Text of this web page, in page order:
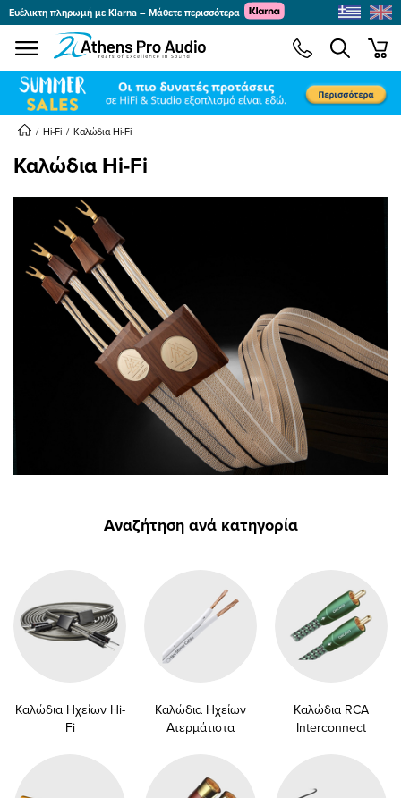
menu
Ευέλικτη πληρωμή με Klarna – Μάθετε περισσότερα
Hi-Fi Καλώδια Hi-Fi
Καλώδια Hi-Fi
Αναζήτηση ανά κατηγορία
Καλώδια Ηχείων Hi-
Fi
Καλώδια Ηχείων
Ατερμάτιστα
Καλώδια RCA
Interconnect